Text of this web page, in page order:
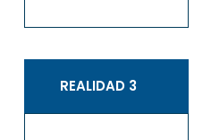
REALIDAD 3